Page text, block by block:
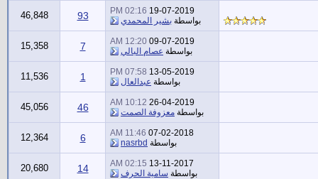
19-07-2019
02:16 PM
بواسطة بشير المحمدي 93
46,848
09-07-2019
12:20 AM
بواسطة عصام البالي 7
15,358
13-05-2019
07:58 PM
بواسطة عبدالعال 1
11,536
26-04-2019
10:12 AM
بواسطة معزوفة الصمت 46
45,056
07-02-2018
11:46 AM
بواسطة nasrbd
6
12,364
13-11-2017
02:15 AM
بواسطة سامية الحرف 14
20,680